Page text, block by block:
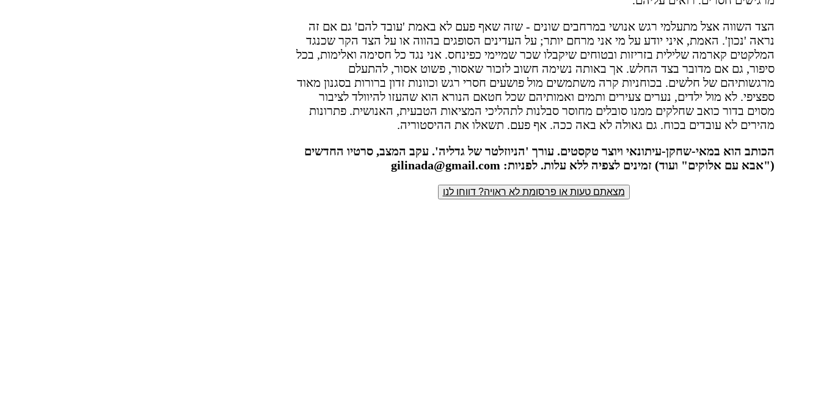
הצד השווה אצל מתעלמי רגש אנושי במרחבים שונים - שזה שאף פעם לא באמת 'עובד להם' גם אם זה
נראה 'נכון'. האמת, איני יודע על מי אני מרחם יותר; על העדינים הסופגים בהווה או על הצד הקר שכנגד
המלקטים קארמה שלילית בזריזות ובטוחים שיקבלו שכר שמיימי כפינחס. אני נגד כל חסימה ואלימות, בכל
סיפור, גם אם מדובר בצד החלש. אך באותה נשימה חשוב לזכור שאסור, פשוט אסור, להתעלם
מרגשותיהם של חלשים. בכוחניות קרה משתמשים מול פושעים חסרי רגש וכוונות זדון ברורות בסגנון מאוד
ספציפי. לא מול ילדים, נערים צעירים ותמים ואמותיהם שכל חטאם הנורא הוא שהעזו להיוולד לציבור
מסוים בדור כואב שחלקים ממנו סובלים מחוסר סבלנות לתהליכי המציאות הטבעית, האנושית. פתרונות
מהירים לא עובדים בכוח. גם גאולה לא באה ככה. אף פעם. תשאלו את ההיסטוריה.
הכותב הוא במאי-שחקן-עיתונאי ויוצר טקסטים. עורך 'הניוזלטר של גדליה'. עקב המצב, סרטיו החדשים
("אבא עם אלוקים" ועוד) זמינים לצפיה ללא עלות. לפניות: gilinada@gmail.com
מצאתם טעות או פרסומת לא ראויה? דווחו לנו